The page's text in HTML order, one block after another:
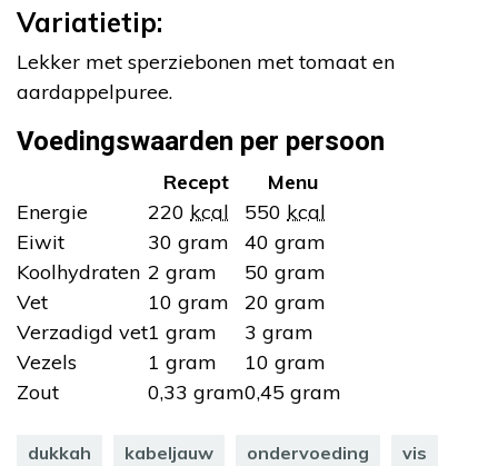
Variatietip:
Lekker met sperziebonen met tomaat en
aardappelpuree.
Voedingswaarden per persoon
Recept
Menu
Energie
220 kcal 550 kcal
Eiwit
30 gram
40 gram
Koolhydraten 2 gram
50 gram
Vet
10 gram
20 gram
Verzadigd vet1 gram
3 gram
Vezels
1 gram
10 gram
Zout
0,33 gram0,45 gram
dukkah kabeljauw ondervoeding vis